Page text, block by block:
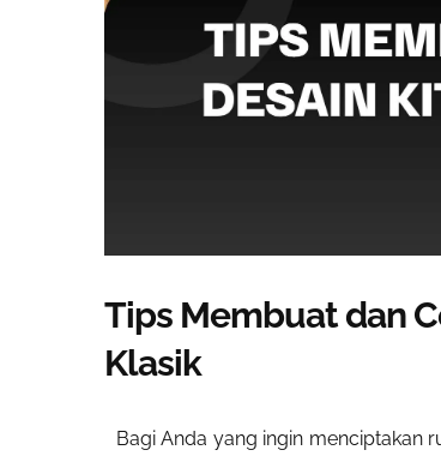
Tips Membuat dan
Klasik
Bagi Anda yang ingin menciptakan